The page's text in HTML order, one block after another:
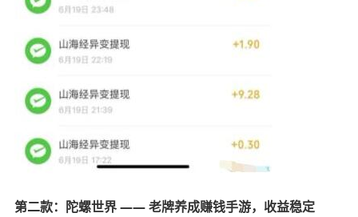
第二款：陀螺世界 —— 老牌养成赚钱手游，收益稳定